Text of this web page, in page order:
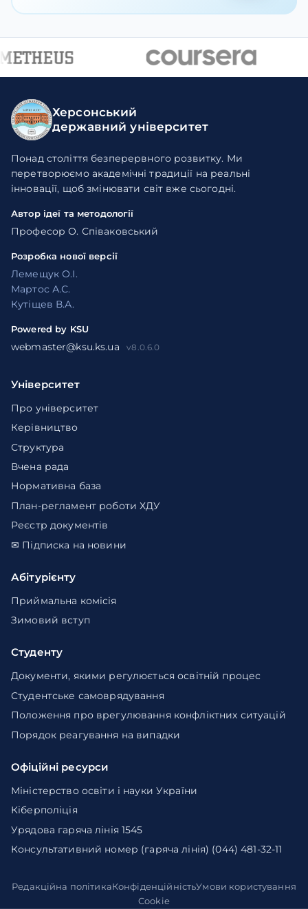
Херсонський
державний університет
Понад століття безперервного розвитку. Ми
перетворюємо академічні традиції на реальні
інновації, щоб змінювати світ вже сьогодні.
Автор ідеї та методології
Професор О. Співаковський
Розробка нової версії
Лемещук О.І.
Мартос А.С.
Кутіщев В.А.
Powered by KSU
webmaster@ksu.ks.ua v8.0.6.0
Університет
Про університет
Керівництво
Структура
Вчена рада
Нормативна база
План-регламент роботи ХДУ
Реєстр документів
✉ Підписка на новини
Абітурієнту
Приймальна комісія
Зимовий вступ
Студенту
Документи, якими регулюється освітній процес
Студентське самоврядування
Положення про врегулювання конфліктних ситуацій
Порядок реагування на випадки
Офіційні ресурси
Міністерство освіти і науки України
Кіберполіція
Урядова гаряча лінія 1545
Консультативний номер (гаряча лінія) (044) 481-32-11
Редакційна політикаКонфіденційністьУмови користування
Cookie